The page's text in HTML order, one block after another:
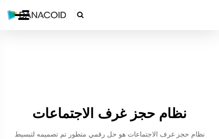

نظام حجز غرف الاجتماعات
نظام حجز غرف الاجتماعات هو حل رقمي متطور تم تصميمه لتبسيط